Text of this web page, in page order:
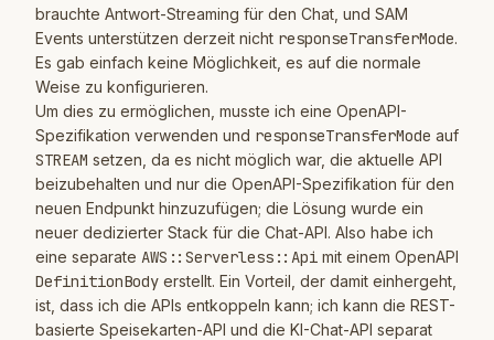
brauchte Antwort-Streaming für den Chat, und SAM
Events unterstützen derzeit nicht responseTransferMode.
Es gab einfach keine Möglichkeit, es auf die normale
Weise zu konfigurieren.
Um dies zu ermöglichen, musste ich eine OpenAPI-
Spezifikation verwenden und responseTransferMode auf
STREAM setzen, da es nicht möglich war, die aktuelle API
beizubehalten und nur die OpenAPI-Spezifikation für den
neuen Endpunkt hinzuzufügen; die Lösung wurde ein
neuer dedizierter Stack für die Chat-API. Also habe ich
eine separate AWS::Serverless::Api mit einem OpenAPI
DefinitionBody erstellt. Ein Vorteil, der damit einhergeht,
ist, dass ich die APIs entkoppeln kann; ich kann die REST-
basierte Speisekarten-API und die KI-Chat-API separat